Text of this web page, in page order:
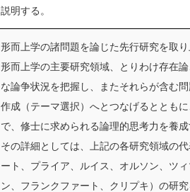
説明する。
形而上学の諸問題を論じた先行研究を取
形而上学の主要研究領域、とりわけ存在
な論争状況を把握し、またそれらが含む
作成（テーマ選択）へとつなげるととも
で、修士に求められる論理的思考力を養
その詳細としては、上記の各研究領域の
ート、プライア、ルイス、オルソン、ツ
ン、フランクファート、クリプキ）の研